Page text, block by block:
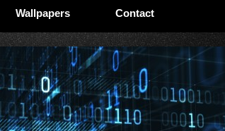
Wallpapers Contact